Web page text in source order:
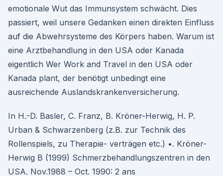
emotionale Wut das Immunsystem schwächt. Dies
passiert, weil unsere Gedanken einen direkten Einfluss
auf die Abwehrsysteme des Körpers haben. Warum ist
eine Arztbehandlung in den USA oder Kanada
eigentlich Wer Work and Travel in den USA oder
Kanada plant, der benötigt unbedingt eine
ausreichende Auslandskrankenversicherung.
In H.-D. Basler, C. Franz, B. Kröner-Herwig, H. P.
Urban & Schwarzenberg (z.B. zur Technik des
Rollenspiels, zu Therapie- verträgen etc.) •. Kröner-
Herwig B (1999) Schmerzbehandlungszentren in den
USA. Nov.1988 – Oct. 1990: 2 ans